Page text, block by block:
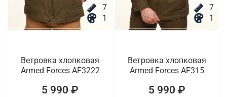
7
1
Ветровка хлопковая
Armed Forces AF3222
5 990 ₽
7
1
Ветровка хлопковая
Armed Forces AF315
5 990 ₽